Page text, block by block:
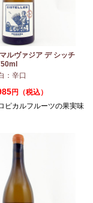
ルヴァジア デ シッチ
：辛口
円（税込）
ピカルフルーツの果実味